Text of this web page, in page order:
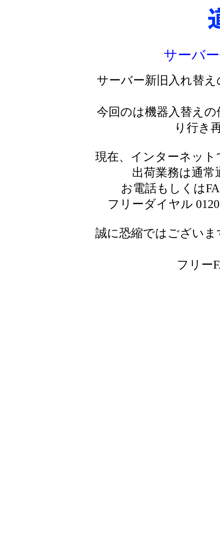
サーバ
サーバー新旧入れ替
今回のは機器入替え
り行き
現在、インターネッ
出荷業務は通
お電話もしくは
フリーダイヤル
誠に恐縮ではござい
フリー